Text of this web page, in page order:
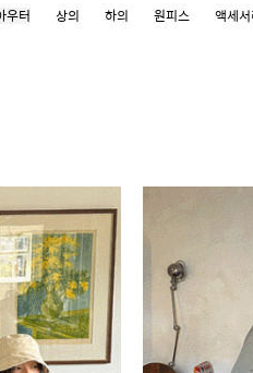
우터 상의 하의 원피스 액세